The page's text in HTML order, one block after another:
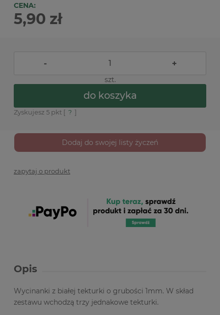
CENA:
5,90 zł
- +
szt.
do koszyka
Zyskujesz 5 pkt [ ? ]
Dodaj do swojej listy życzeń
zapytaj o produkt
Opis
Wycinanki z białej tekturki o grubości 1mm. W skład
zestawu wchodzą trzy jednakowe tekturki.